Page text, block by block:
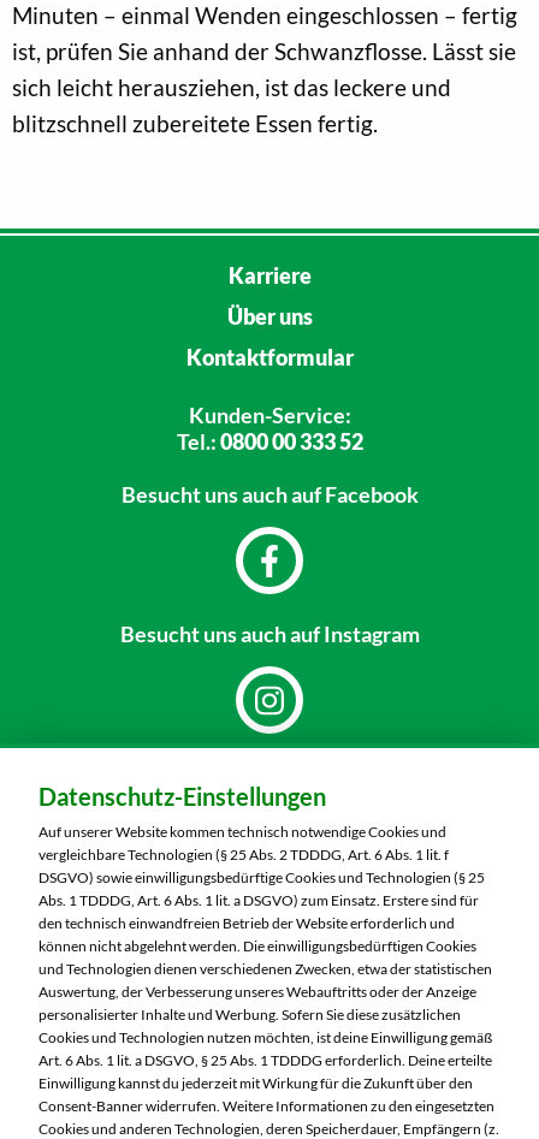
Minuten – einmal Wenden eingeschlossen – fertig
ist, prüfen Sie anhand der Schwanzflosse. Lässt sie
sich leicht herausziehen, ist das leckere und
blitzschnell zubereitete Essen fertig.
Karriere
Über uns
Kontaktformular
Kunden-Service:
Tel.:0800 00 333 52
Besucht unsauch auf Facebook
Besucht unsauch auf Instagram
MARKTKAUF Markkleeberg
Städtelner Straße 54
04416 Markkleeberg
Telefon:0341 35390
Markt ändern
Öffnungszeiten diese Woche:
Mo:
07:00 – 20:00 Uhr
Di:
07:00 – 20:00 Uhr
Mi:
07:00 – 20:00 Uhr
Datenschutz-Einstellungen
Auf unserer Website kommen technisch notwendige Cookies und
vergleichbare Technologien (§ 25 Abs. 2 TDDDG, Art. 6 Abs. 1 lit. f
DSGVO) sowie einwilligungsbedürftige Cookies und Technologien (§ 25
Abs. 1 TDDDG, Art. 6 Abs. 1 lit. a DSGVO) zum Einsatz. Erstere sind für
den technisch einwandfreien Betrieb der Website erforderlich und
können nicht abgelehnt werden. Die einwilligungsbedürftigen Cookies
und Technologien dienen verschiedenen Zwecken, etwa der statistischen
Auswertung, der Verbesserung unseres Webauftritts oder der Anzeige
personalisierter Inhalte und Werbung. Sofern Sie diese zusätzlichen
Cookies und Technologien nutzen möchten, ist deine Einwilligung gemäß
Art. 6 Abs. 1 lit. a DSGVO, § 25 Abs. 1 TDDDG erforderlich. Deine erteilte
Einwilligung kannst du jederzeit mit Wirkung für die Zukunft über den
Consent-Banner widerrufen. Weitere Informationen zu den eingesetzten
Cookies und anderen Technologien, deren Speicherdauer, Empfängern (z.